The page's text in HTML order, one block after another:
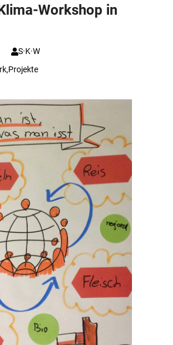
Workshop in
S·K·W
,Projekte